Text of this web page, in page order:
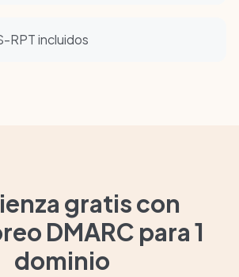
RPT incluidos
gratis con
DMARC para 1
dominio